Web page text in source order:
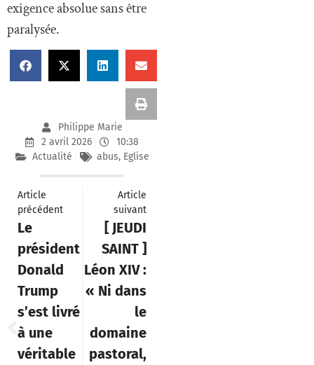
exigence absolue sans être
paralysée.
Philippe Marie
2 avril 2026
10:38
Actualité
abus, Eglise
Article
précédent
Le
président
Donald
Trump
s’est livré
à une
véritable
Article
suivant
[ JEUDI
SAINT ]
Léon XIV :
« Ni dans
le
domaine
pastoral,